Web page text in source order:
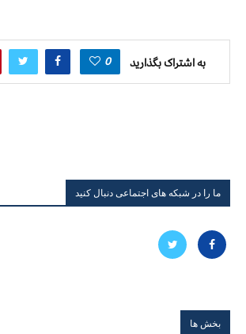
به اشتراک بگذارید 0
ما را در شبکه های اجتماعی دنبال کنید
بخش ها